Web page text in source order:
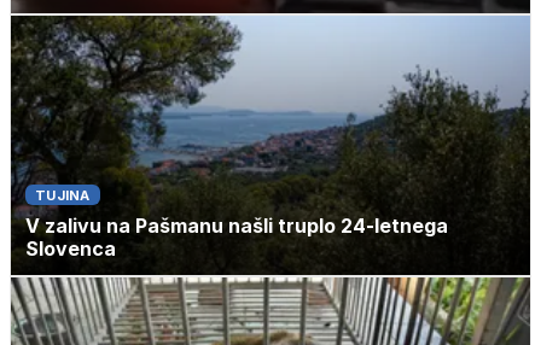
TUJINA
V zalivu na Pašmanu našli truplo 24-letnega
Slovenca